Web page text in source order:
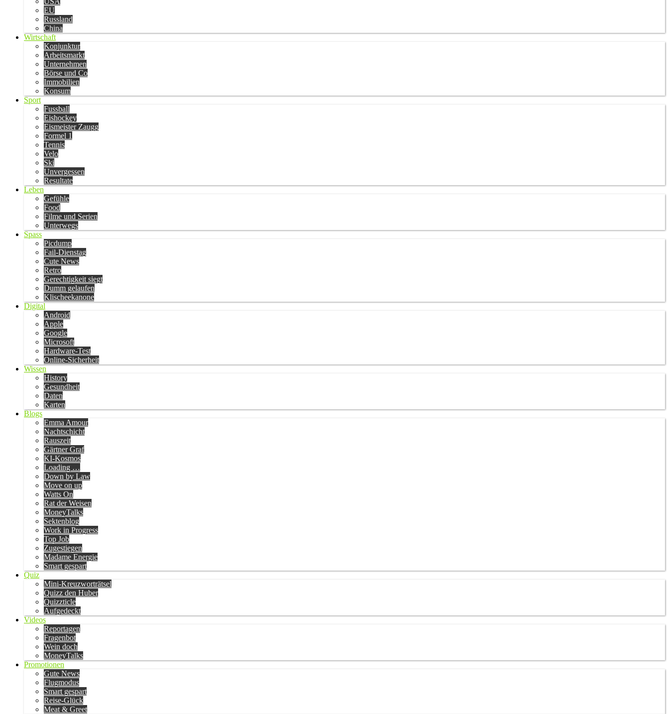
EU
Russland
China
Wirtschaft
Konjunktur
Arbeitsmarkt
Unternehmen
Börse und Co
Immobilien
Konsum
Sport
Fussball
Eishockey
Eismeister Zaugg
Formel 1
Tennis
Velo
Ski
Unvergessen
Resultate
Leben
Gefühle
Food
Filme und Serien
Unterwegs
Spass
Picdump
Fail-Dienstag
Cute News
Retro
Gerechtigkeit siegt
Dumm gelaufen
Klischeekanone
Digital
Android
Apple
Google
Microsoft
Hardware-Test
Online-Sicherheit
Wissen
History
Gesundheit
Daten
Karten
Blogs
Emma Amour
Nachtschicht
Rauszeit
Gärtner Graf
KI-Kosmos
Loading …
Down by Law
Move on up
Watts On
Rat der Weisen
MoneyTalks
Sektenblog
Work in Progress
Top Job
Zugestiegen
Madame Energie
Smart gespart
Quiz
Mini-Kreuzworträtsel
Quizz den Huber
Quizzticle
Aufgedeckt
Videos
Reportagen
Fragenbot
Wein doch
MoneyTalks
Promotionen
Gute News
Flugmodus
Smart gespart
Reise-Glück
Meat & Greet